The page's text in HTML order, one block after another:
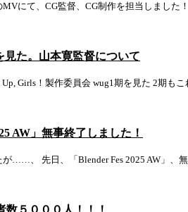
にて、CG監督、CG制作を担当しました
見た。山本寛監督について
Up, Girls！製作委員会 wug1期を見た 2期も
AW」無事終了しました！
……、 先日、「Blender Fes 2025 AW」、